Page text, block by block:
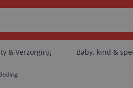
& Verzorging Baby, kind &